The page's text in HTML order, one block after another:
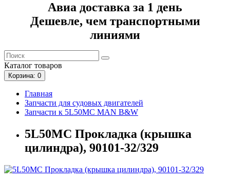
Авиа доставка за 1 день
Дешевле, чем транспортными
линиями
Каталог товаров
Корзина: 0
Главная
Запчасти для судовых двигателей
Запчасти к 5L50MC MAN B&W
5L50MC Прокладка (крышка
цилиндра), 90101-32/329